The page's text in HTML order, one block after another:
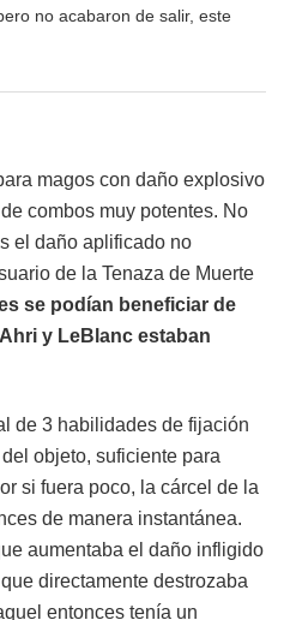
no acabaron de salir, este
magos con daño explosivo
combos muy potentes. No
el daño aplificado no
de la Tenaza de Muerte
se podían beneficiar de
y LeBlanc estaban
de 3 habilidades de fijación
objeto, suficiente para
si fuera poco, la cárcel de la
de manera instantánea.
aumentaba el daño infligido
directamente destrozaba
entonces tenía un